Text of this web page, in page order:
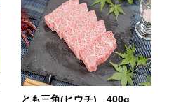
とも三角(ヒウチ) 400g